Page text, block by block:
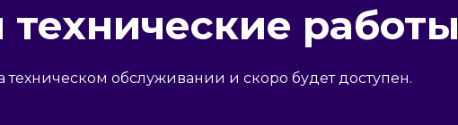
технические работы
техническом обслуживании и скоро будет доступен.